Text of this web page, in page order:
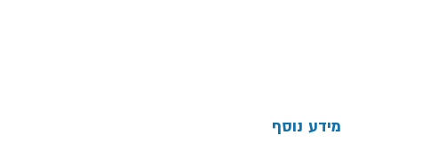
מידע נוסף